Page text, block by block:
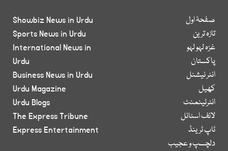
صفحۂ اول
تازہ ترین
غزہ لہو لہو
پاکستان
انٹر نیشنل
کھیل
انٹرٹینمنٹ
لائف اسٹائل
ٹاپ ٹرینڈ
دلچسپ و عجیب
Showbiz News in Urdu
Sports News in Urdu
International News in
Urdu
Business News in Urdu
Urdu Magazine
Urdu Blogs
The Express Tribune
Express Entertainment